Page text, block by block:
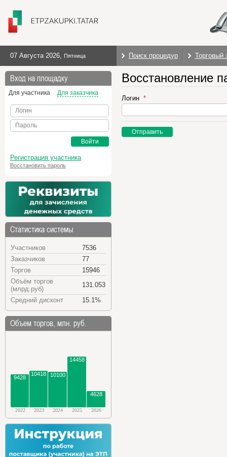
07 Августа 2026, Пятница Поиск процедур Торговый
Вход на площадку
Для участника Для заказчика
Логин
Пароль
Войти
Регистрация участника
Восстановить пароль
Статистика системы
Участников
7536
Заказчиков
77
Торгов
15946
Объём торгов
(млрд.руб)
131.053
Средний дисконт
15.1%
Объем торгов, млн. руб.
9428
10418 10100
14458
4628
2022 2023 2024 2025 2026
Восстановление
Логин
Отправить